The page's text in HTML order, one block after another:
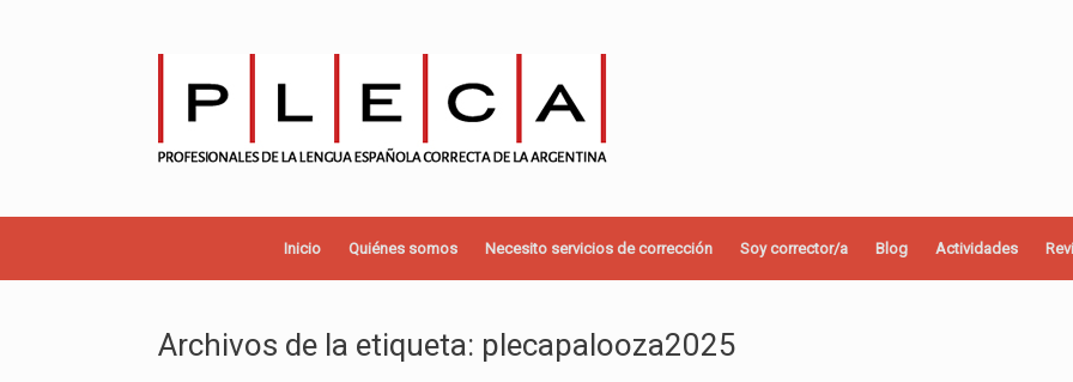
Inicio Quiénes somos Necesito servicios de corrección Soy corrector/a Blog Actividades
Archivos de la etiqueta: plecapalooza2025